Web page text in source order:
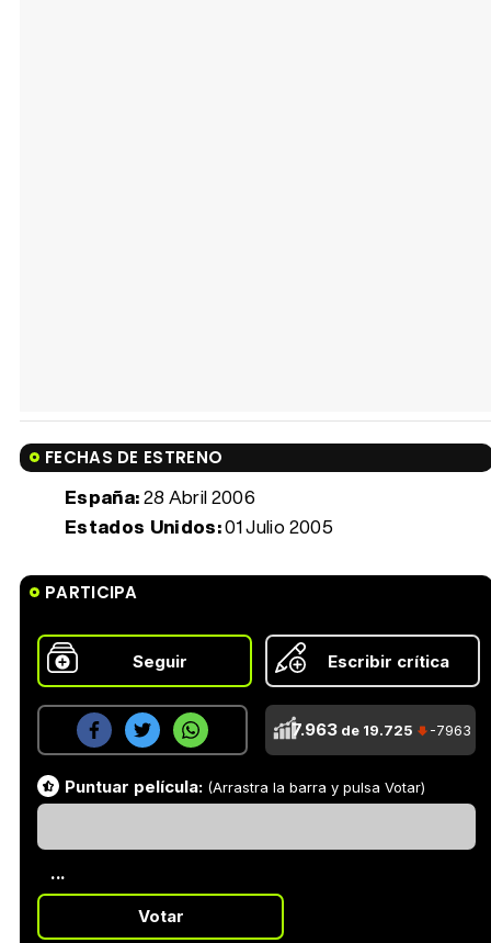
FECHAS DE ESTRENO
España:28 Abril 2006
Estados Unidos:01 Julio 2005
PARTICIPA
Seguir Escribir crítica
7.963 de 19.725 -7963
Puntuar película: (Arrastra la barra y pulsa Votar)
...
Votar